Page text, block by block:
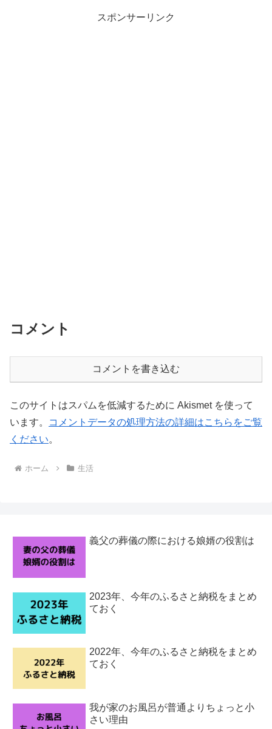
スポンサーリンク
コメント
コメントを書き込む
このサイトはスパムを低減するために Akismet を使って
います。
コメントデータの処理方法の詳細はこちらをご覧
ください。
ホーム 生活
義父の葬儀の際における娘婿の役割は
2023年、今年のふるさと納税をまとめ
ておく
2022年、今年のふるさと納税をまとめ
ておく
我が家のお風呂が普通よりちょっと小
さい理由